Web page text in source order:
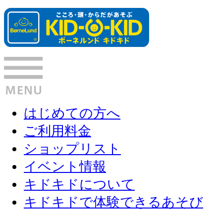
はじめての方へ
ご利用料金
ショップリスト
イベント情報
キドキドについて
キドキドで体験できるあそび